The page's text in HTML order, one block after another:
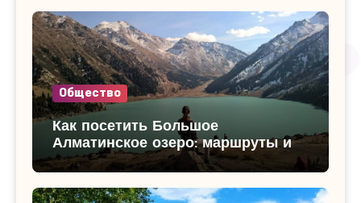
Общество
Как посетить Большое
Алматинское озеро: маршруты и
достопримечательности